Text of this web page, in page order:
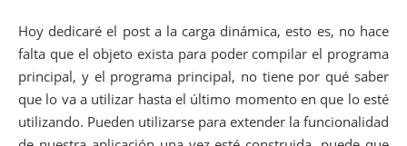
Hoy dedicaré el post a la carga dinámica, esto es, no hace
falta que el objeto exista para poder compilar el programa
principal, y el programa principal, no tiene por qué saber
que lo va a utilizar hasta el último momento en que lo esté
utilizando. Pueden utilizarse para extender la funcionalidad